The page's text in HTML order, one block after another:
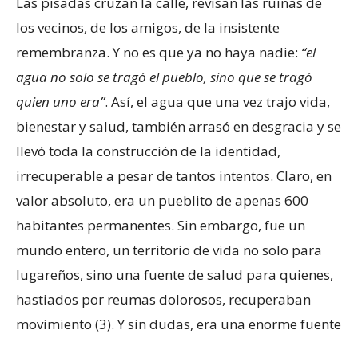
los vecinos, de los amigos, de la insistente
remembranza. Y no es que ya no haya nadie: “el
agua no solo se tragó el pueblo, sino que se tragó
quien uno era”. Así, el agua que una vez trajo vida,
bienestar y salud, también arrasó en desgracia y se
llevó toda la construcción de la identidad,
irrecuperable a pesar de tantos intentos. Claro, en
valor absoluto, era un pueblito de apenas 600
habitantes permanentes. Sin embargo, fue un
mundo entero, un territorio de vida no solo para
lugareños, sino una fuente de salud para quienes,
hastiados por reumas dolorosos, recuperaban
movimiento (3). Y sin dudas, era una enorme fuente